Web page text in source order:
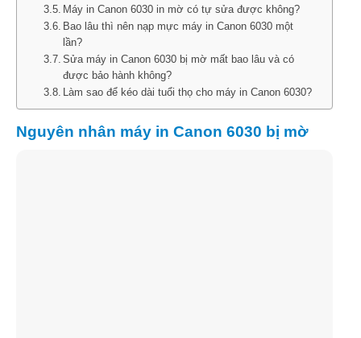
Máy in Canon 6030 in mờ có tự sửa được không?
Bao lâu thì nên nạp mực máy in Canon 6030 một
lần?
Sửa máy in Canon 6030 bị mờ mất bao lâu và có
được bảo hành không?
Làm sao để kéo dài tuổi thọ cho máy in Canon 6030?
Nguyên nhân máy in Canon 6030 bị mờ